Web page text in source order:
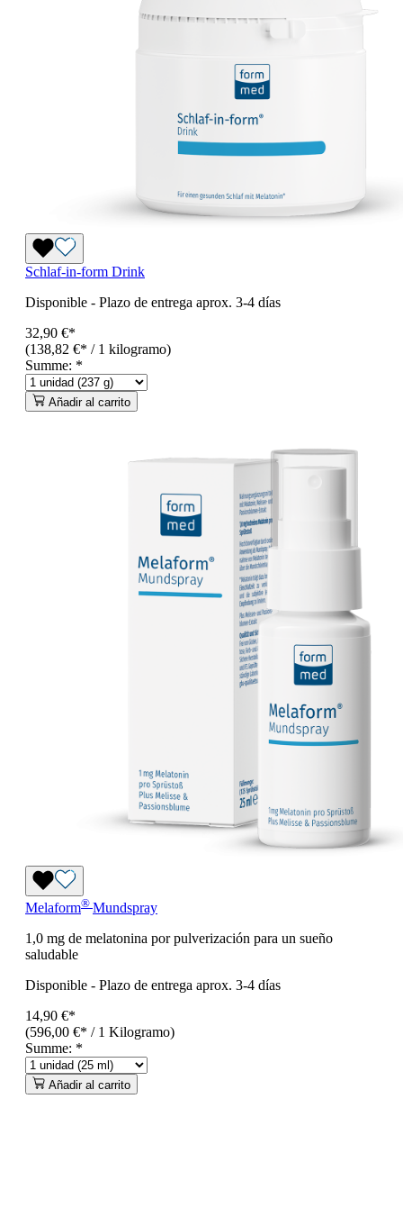
Schlaf-in-form Drink
Disponible - Plazo de entrega aprox. 3-4 días
32,90 €*
(138,82 €* / 1 kilogramo)
Summe: *
Añadir al carrito
Melaform® Mundspray
1,0 mg de melatonina por pulverización para un sueño
saludable
Disponible - Plazo de entrega aprox. 3-4 días
14,90 €*
(596,00 €* / 1 Kilogramo)
Summe: *
Añadir al carrito